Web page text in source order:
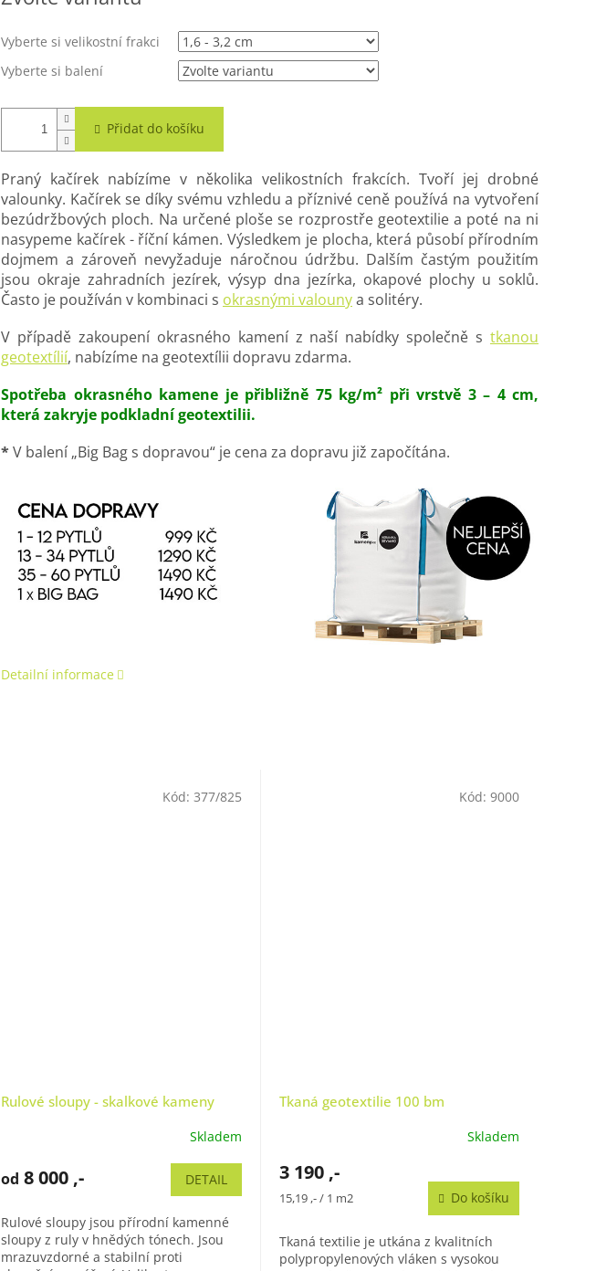
Vyberte si velikostní frakci
Vyberte si balení
Přidat do košíku
Praný kačírek nabízíme v několika velikostních frakcích. Tvoří jej drobné
valounky. Kačírek se díky svému vzhledu a příznivé ceně používá na vytvoření
bezúdržbových ploch. Na určené ploše se rozprostře geotextilie a poté na ni
nasypeme kačírek - říční kámen. Výsledkem je plocha, která působí přírodním
dojmem a zároveň nevyžaduje náročnou údržbu. Dalším častým použitím
jsou okraje zahradních jezírek, výsyp dna jezírka, okapové plochy u soklů.
Často je používán v kombinaci s okrasnými valounya solitéry.
V případě zakoupení okrasného kamení z naší nabídky společně s tkanou
geotextílií, nabízíme na geotextílii dopravu zdarma.
Spotřeba okrasného kamene je přibližně 75 kg/m² při vrstvě 3 – 4 cm,
která zakryje podkladní geotextilii.
*V balení „Big Bag s dopravou“ je cena za dopravu již započítána.
Detailní informace
Rulové sloupy - skalkové kameny
produktu
z
5
hvězdiček.
Skladem
od 8 000 ,- DETAIL
Rulové sloupy jsou přírodní kamenné
sloupy z ruly v hnědých tónech. Jsou
mrazuvzdorné a stabilní proti
Kód: 377/825
Tkaná geotextilie 100 bm
Skladem
3 190 ,-
Měrná
15,19 ,- / 1 m2 Do košíku
Tkaná textilie je utkána z kvalitních
polypropylenových vláken s vysokou
Kód: 9000